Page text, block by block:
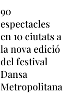
90
espectacles
en 10 ciutats a
la nova edició
del festival
Dansa
Metropolitana